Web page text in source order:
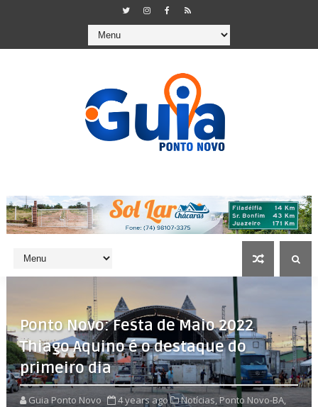
Ponto Novo: Festa de Maio 2022
Thiago Aquino é o destaque do
primeiro dia
Guia Ponto Novo 4 years ago Notícias, Ponto Novo-BA,